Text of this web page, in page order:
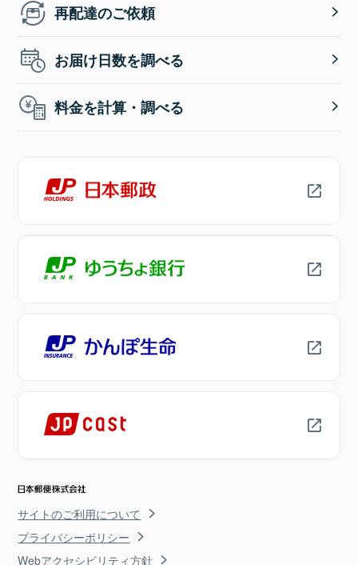
再配達のご依頼
お届け日数を調べる
料金を計算・調べる
サイトのご利用について
プライバシーポリシー
Webアクセシビリティ方針